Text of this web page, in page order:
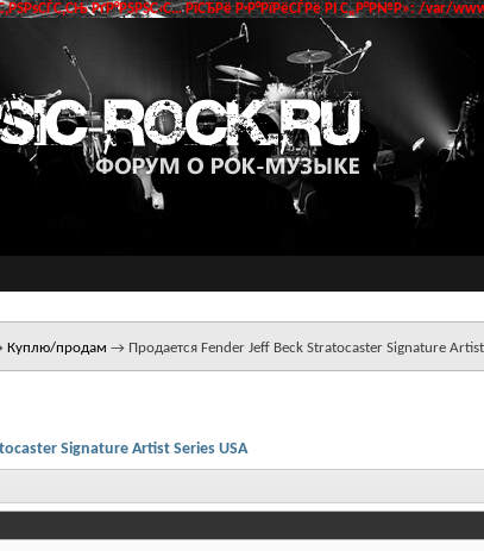
РґР°РЅРЅС‹С… РїСЂРё Р·Р°РїРёСЃРё РІ С„Р°Р№Р»: /
Куплю/продам → Продается Fender Jeff Beck Stratocaster Signature Artist
Signature Artist Series USA